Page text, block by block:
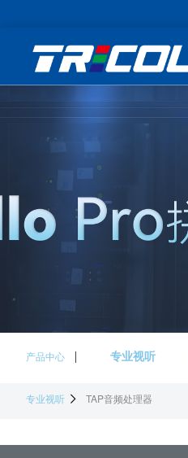
产品中心 专业视听
专业视听 TAP音频处理器